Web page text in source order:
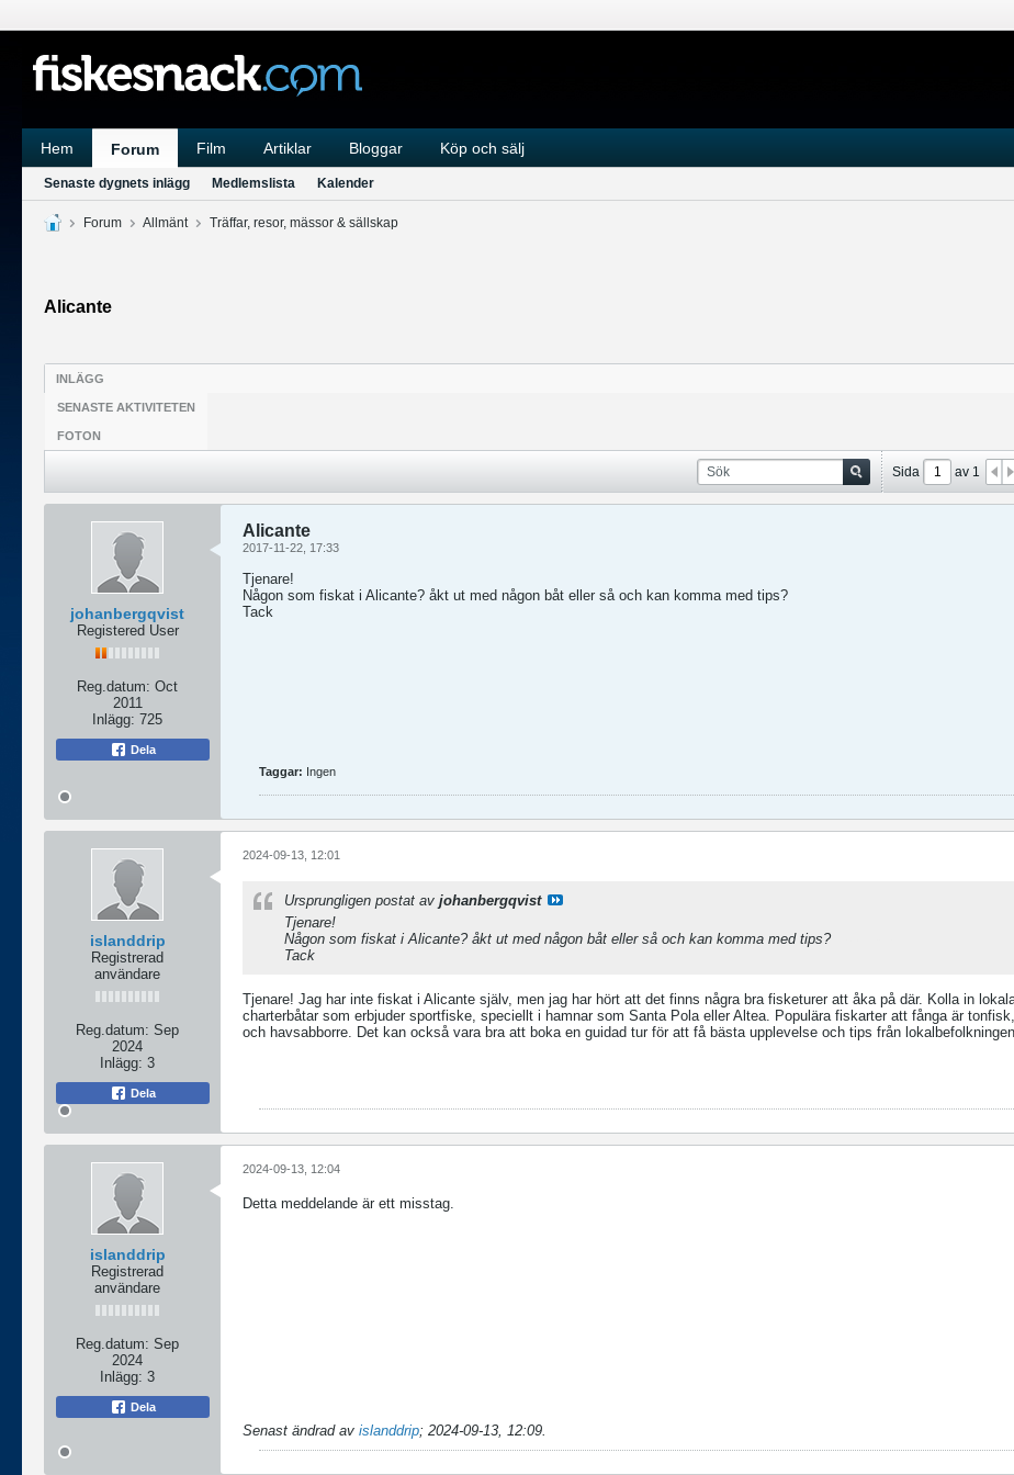
Hem Forum Film Artiklar Bloggar Köp och sälj
Senaste dygnets inlägg Medlemslista Kalender
Forum Allmänt Träffar, resor, mässor & sällskap
Alicante
INLÄGG
SENASTE AKTIVITETEN
FOTON
Sida av 1
johanbergqvist
Registered User
Reg.datum: Oct
2011
Inlägg: 725
Dela
Alicante
2017-11-22, 17:33
Tjenare!
Någon som fiskat i Alicante? åkt ut med någon båt eller så och kan komma med tips?
Tack
Taggar: Ingen
islanddrip
Registrerad
användare
Reg.datum: Sep
2024
Inlägg: 3
Dela
2024-09-13, 12:01
Ursprungligen postat av johanbergqvist
Tjenare!
Någon som fiskat i Alicante? åkt ut med någon båt eller så och kan komma med tips?
Tack
Tjenare! Jag har inte fiskat i Alicante själv, men jag har hört att det finns några bra fisketurer att åka på där. Kolla in
charterbåtar som erbjuder sportfiske, speciellt i hamnar som Santa Pola eller Altea. Populära fiskarter att fånga är
och havsabborre. Det kan också vara bra att boka en guidad tur för att få bästa upplevelse och tips från
islanddrip
Registrerad
användare
Reg.datum: Sep
2024
Inlägg: 3
Dela
2024-09-13, 12:04
Detta meddelande är ett misstag.
Senast ändrad av islanddrip; 2024-09-13, 12:09.